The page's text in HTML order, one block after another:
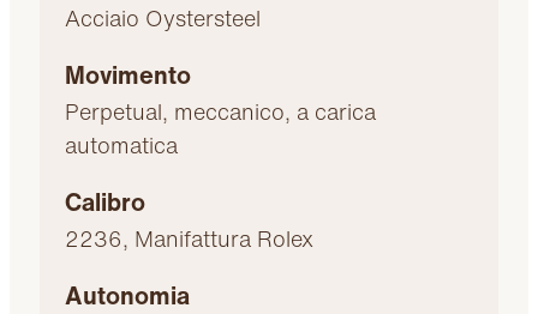
Acciaio Oystersteel
Movimento
Perpetual, meccanico, a carica
automatica
Calibro
2236, Manifattura Rolex
Autonomia